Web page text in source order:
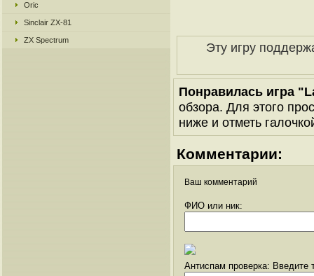
Oric
Sinclair ZX-81
ZX Spectrum Эту игру
Понравилась игра
обзора. Для этого
ниже и отметь
Комментарии:
Ваш комментарий
ФИО или ник:
Антиспам проверка: Введите